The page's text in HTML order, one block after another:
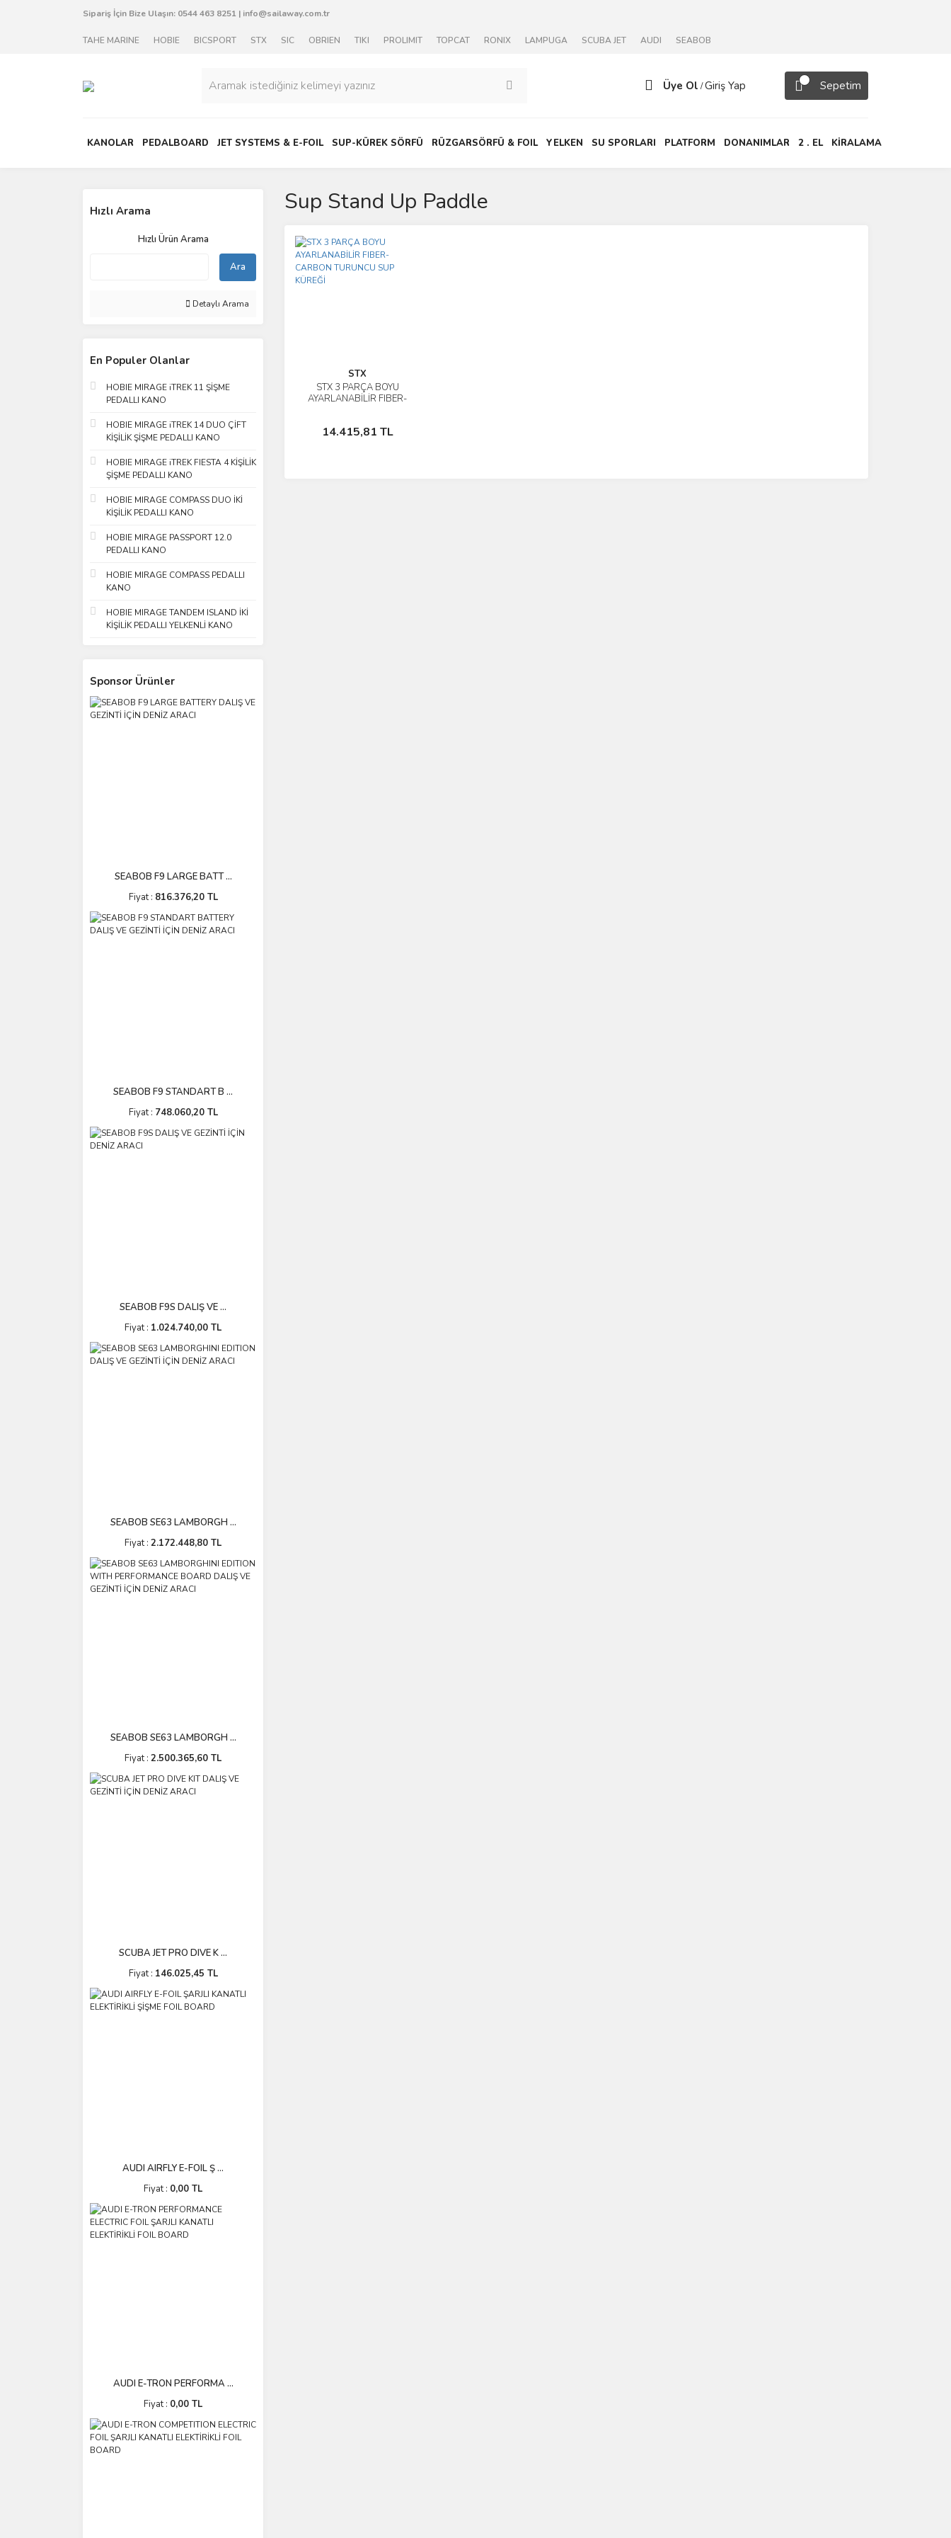
Sipariş İçin Bize Ulaşın: 0544 463 8251 | info@sailaway.com.tr
TAHE MARINE HOBIE BICSPORT STX SIC OBRIEN TIKI PROLIMIT TOPCAT RONIX LAMPUGA SCUBA JET AUDI SEABOB
Üye Ol /Giriş Yap Sepetim
KANOLAR PEDALBOARD JET SYSTEMS & E-FOIL SUP-KÜREK SÖRFÜ RÜZGARSÖRFÜ & FOIL YELKEN SU SPORLARI PLATFORM DONANIMLAR 2 . EL KİRALAMA
Hızlı Arama
Hızlı Ürün Arama
Ara
Detaylı Arama
En Populer Olanlar
HOBIE MIRAGE iTREK 11 ŞİŞME
PEDALLI KANO
HOBIE MIRAGE iTREK 14 DUO ÇİFT
KİŞİLİK ŞİŞME PEDALLI KANO
HOBIE MIRAGE iTREK FIESTA 4 KİŞİLİK
ŞİŞME PEDALLI KANO
HOBIE MIRAGE COMPASS DUO İKİ
KİŞİLİK PEDALLI KANO
HOBIE MIRAGE PASSPORT 12.0
PEDALLI KANO
HOBIE MIRAGE COMPASS PEDALLI
KANO
HOBIE MIRAGE TANDEM ISLAND İKİ
KİŞİLİK PEDALLI YELKENLİ KANO
Sponsor Ürünler
SEABOB F9 LARGE BATT ...
Fiyat : 816.376,20 TL
SEABOB F9 STANDART B ...
Fiyat : 748.060,20 TL
SEABOB F9S DALIŞ VE ...
Fiyat : 1.024.740,00 TL
SEABOB SE63 LAMBORGH ...
Fiyat : 2.172.448,80 TL
SEABOB SE63 LAMBORGH ...
Fiyat : 2.500.365,60 TL
SCUBA JET PRO DIVE K ...
Fiyat : 146.025,45 TL
AUDI AIRFLY E-FOIL Ş ...
Fiyat : 0,00 TL
AUDI E-TRON PERFORMA ...
Fiyat : 0,00 TL
Sup Stand Up Paddle
STX
STX 3 PARÇA BOYU
AYARLANABİLİR FIBER-
14.415,81 TL
İncele
Sepete Ekle